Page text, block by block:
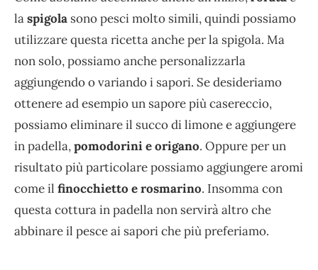
laspigola sono pesci molto simili, quindi possiamo
utilizzare questa ricetta anche per la spigola. Ma
non solo, possiamo anche personalizzarla
aggiungendo o variando i sapori. Se desideriamo
ottenere ad esempio un sapore più casereccio,
possiamo eliminare il succo di limone e aggiungere
in padella,pomodorini e origano. Oppure per un
risultato più particolare possiamo aggiungere aromi
come il finocchietto e rosmarino. Insomma con
questa cottura in padella non servirà altro che
abbinare il pesce ai sapori che più preferiamo.